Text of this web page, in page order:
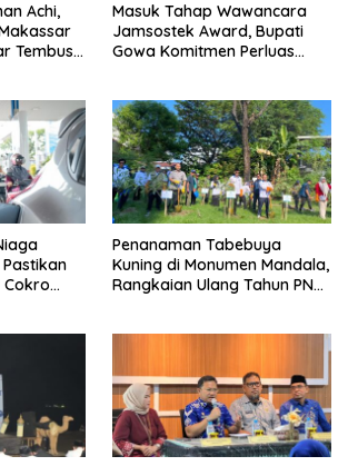
Achi,
Tembus
Masuk Tahap Wawancara
Jamsostek Award, Bupati
Gowa Komitmen Perluas
Pastikan
Cokro
Penanaman Tabebuya
Kuning di Monumen Mandala,
Rangkaian Ulang Tahun PNM